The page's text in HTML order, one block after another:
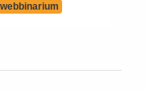
webbinarium